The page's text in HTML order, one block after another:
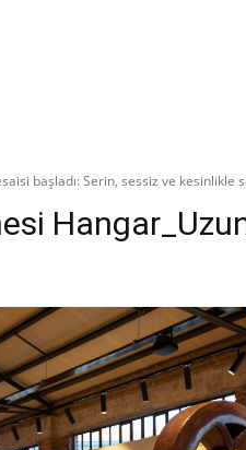
başladı: Serin, sessiz ve kesinlikle